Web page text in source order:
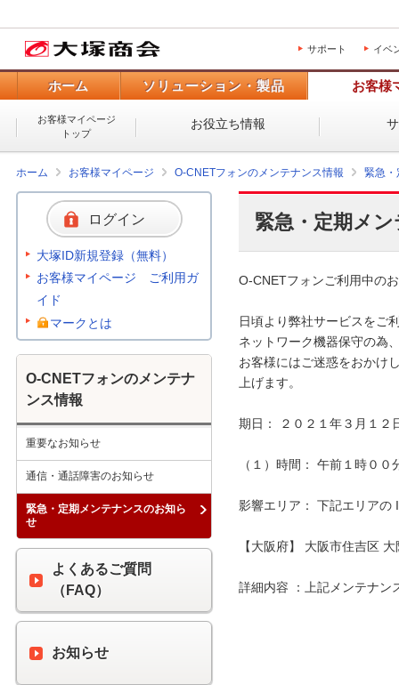
サポート イベ
ホーム ソリューション・製品 お客様
お客様マイページ
トップ
お役立ち情報
ホーム お客様マイページ O-CNETフォンのメンテナンス情報 緊急・
緊急・定期メ
O-CNETフォンご利用中の
日頃より弊社サービスをご
ネットワーク機器保守の為
お客様にはご迷惑をおかけ
上げます。
期日： ２０２１年３月１２
（１）時間： 午前１時０
影響エリア： 下記エリアの
【大阪府】 大阪市住吉区
詳細内容 ：上記メンテナン
ログイン
大塚ID新規登録（無料）
お客様マイページ ご利用ガ
イド
マークとは
O-CNETフォンのメンテナ
ンス情報
重要なお知らせ
通信・通話障害のお知らせ
緊急・定期メンテナンスのお知ら
せ
よくあるご質問
（FAQ）
お知らせ